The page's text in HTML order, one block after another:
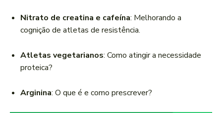
Nitrato de creatina e cafeína: Melhorando a
cognição de atletas de resistência.
Atletas vegetarianos: Como atingir a necessidade
proteica?
Arginina: O que é e como prescrever?